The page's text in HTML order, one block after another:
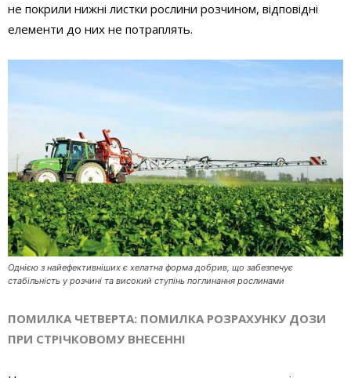
не покрили нижні листки рослини розчином, відповідні
елементи до них не потраплять.
Однією з найефективніших є хелатна форма добрив, що забезпечує
стабільність у розчині та високий ступінь поглинання рослинами
ПОМИЛКА ЧЕТВЕРТА: ПОМИЛКА РОЗРАХУНКУ ДОЗИ
ПРИ СТРІЧКОВОМУ ВНЕСЕННІ